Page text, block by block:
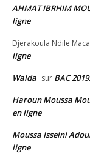
AHMAT IBRHIM
ligne
Djerakoula Ndile
ligne
Walda sur BAC
Haroun Moussa
en ligne
Moussa Isseini
ligne